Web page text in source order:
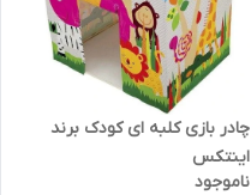
چادر بازی کلبه ای کودک برند
اینتکس
ناموجود